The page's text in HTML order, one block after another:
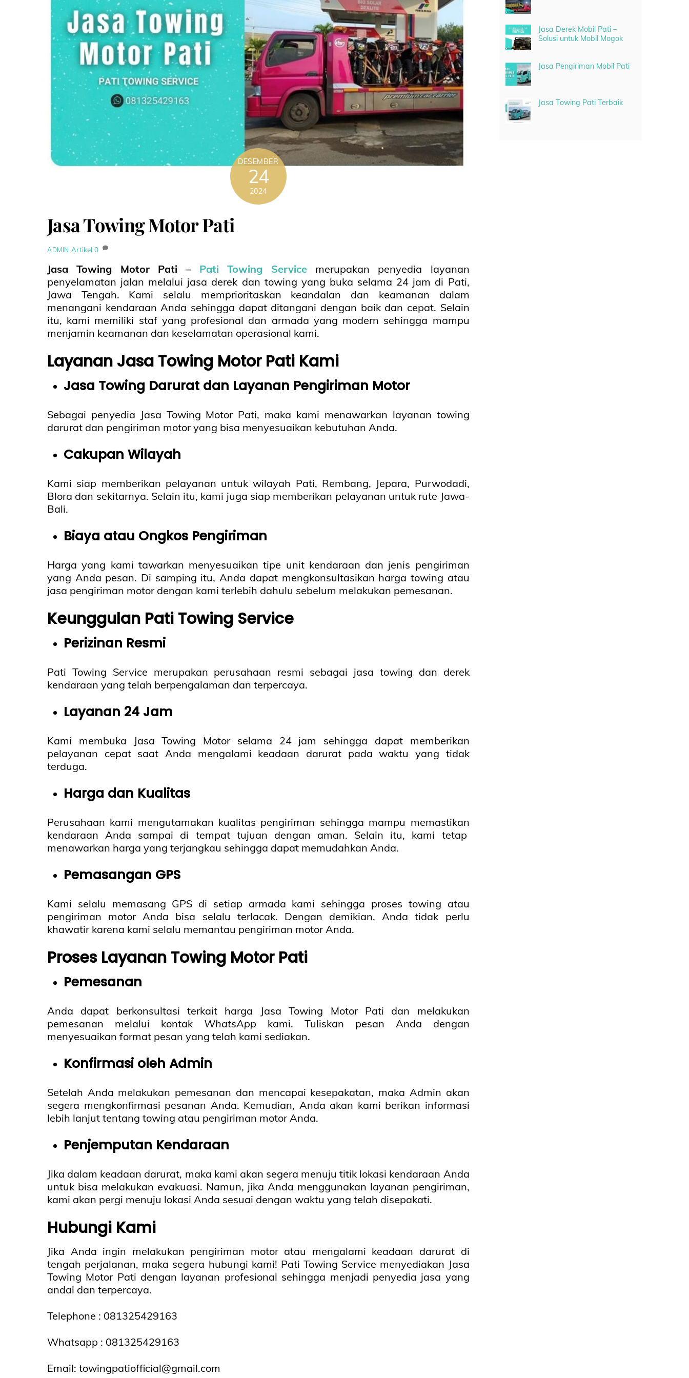
DESEMBER
24
2024
Jasa Towing Motor Pati
ADMIN Artikel 0
Jasa Towing Motor Pati – Pati Towing Servicemerupakan penyedia layanan
penyelamatan jalan melalui jasa derek dan towing yang buka selama 24 jam di Pati,
Jawa Tengah. Kami selalu memprioritaskan keandalan dan keamanan dalam
menangani kendaraan Anda sehingga dapat ditangani dengan baik dan cepat. Selain
itu, kami memiliki staf yang profesional dan armada yang modern sehingga mampu
menjamin keamanan dan keselamatan operasional kami.
Layanan Jasa Towing Motor Pati Kami
Jasa Towing Darurat dan Layanan Pengiriman Motor
Sebagai penyedia Jasa Towing Motor Pati, maka kami menawarkan layanan towing
darurat dan pengiriman motor yang bisa menyesuaikan kebutuhan Anda.
Cakupan Wilayah
Kami siap memberikan pelayanan untuk wilayah Pati, Rembang, Jepara, Purwodadi,
Blora dan sekitarnya. Selain itu, kami juga siap memberikan pelayanan untuk rute Jawa-
Bali.
Biaya atau Ongkos Pengiriman
Harga yang kami tawarkan menyesuaikan tipe unit kendaraan dan jenis pengiriman
yang Anda pesan. Di samping itu, Anda dapat mengkonsultasikan harga towing atau
jasa pengiriman motor dengan kami terlebih dahulu sebelum melakukan pemesanan.
Keunggulan Pati Towing Service
Perizinan Resmi
Pati Towing Service merupakan perusahaan resmi sebagai jasa towing dan derek
kendaraan yang telah berpengalaman dan terpercaya.
Layanan 24 Jam
Kami membuka Jasa Towing Motor selama 24 jam sehingga dapat memberikan
pelayanan cepat saat Anda mengalami keadaan darurat pada waktu yang tidak
terduga.
Harga dan Kualitas
Perusahaan kami mengutamakan kualitas pengiriman sehingga mampu memastikan
kendaraan Anda sampai di tempat tujuan dengan aman. Selain itu, kami tetap
menawarkan harga yang terjangkau sehingga dapat memudahkan Anda.
Pemasangan GPS
Kami selalu memasang GPS di setiap armada kami sehingga proses towing atau
pengiriman motor Anda bisa selalu terlacak. Dengan demikian, Anda tidak perlu
khawatir karena kami selalu memantau pengiriman motor Anda.
Proses Layanan Towing Motor Pati
Pemesanan
Anda dapat berkonsultasi terkait harga Jasa Towing Motor Pati dan melakukan
pemesanan melalui kontak WhatsApp kami. Tuliskan pesan Anda dengan
menyesuaikan format pesan yang telah kami sediakan.
Konfirmasi oleh Admin
Setelah Anda melakukan pemesanan dan mencapai kesepakatan, maka Admin akan
segera mengkonfirmasi pesanan Anda. Kemudian, Anda akan kami berikan informasi
lebih lanjut tentang towing atau pengiriman motor Anda.
Penjemputan Kendaraan
Jika dalam keadaan darurat, maka kami akan segera menuju titik lokasi kendaraan Anda
untuk bisa melakukan evakuasi. Namun, jika Anda menggunakan layanan pengiriman,
kami akan pergi menuju lokasi Anda sesuai dengan waktu yang telah disepakati.
Hubungi Kami
Jika Anda ingin melakukan pengiriman motor atau mengalami keadaan darurat di
tengah perjalanan, maka segera hubungi kami! Pati Towing Service menyediakan Jasa
Towing Motor Pati dengan layanan profesional sehingga menjadi penyedia jasa yang
andal dan terpercaya.
Telephone : 081325429163
Whatsapp : 081325429163
Email: towingpatiofficial@gmail.com
Jasa Derek Mobil Pati –
Solusi untuk Mobil Mogok
Jasa Pengiriman Mobil Pati
Jasa Towing Pati Terbaik